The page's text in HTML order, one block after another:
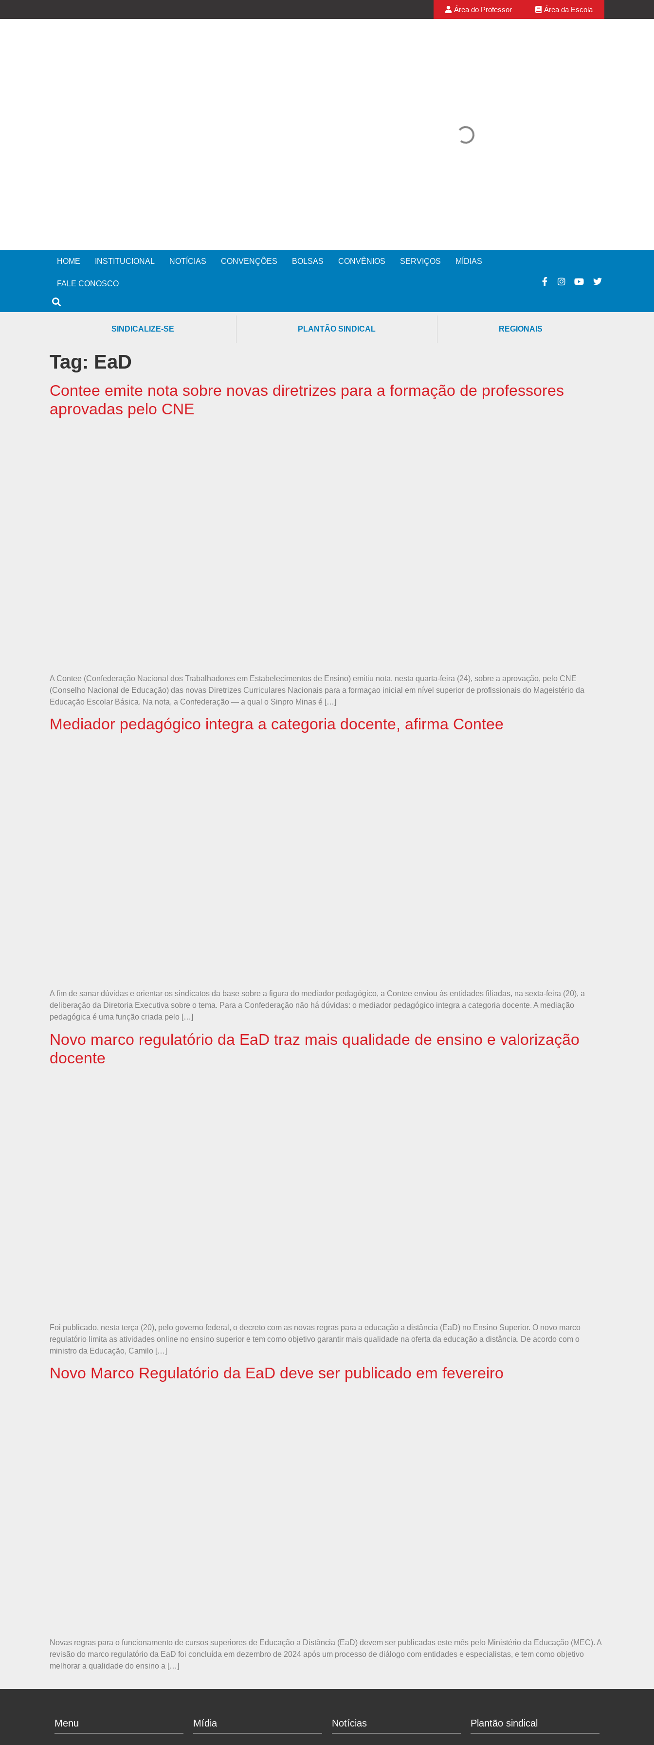
Área do Professor Área da Escola
HOME INSTITUCIONAL NOTÍCIAS CONVENÇÕES BOLSAS CONVÊNIOS SERVIÇOS MÍDIAS
FALE CONOSCO
SINDICALIZE-SE PLANTÃO SINDICAL REGIONAIS
Tag: EaD
Contee emite nota sobre novas diretrizes para a formação de professores
aprovadas pelo CNE
A Contee (Confederação Nacional dos Trabalhadores em Estabelecimentos de Ensino) emitiu nota, nesta quarta-feira (24), sobre a aprovação, pelo CNE
(Conselho Nacional de Educação) das novas Diretrizes Curriculares Nacionais para a formaçao inicial em nível superior de profissionais do Mageistério da
Educação Escolar Básica. Na nota, a Confederação — a qual o Sinpro Minas é […]
Mediador pedagógico integra a categoria docente, afirma Contee
A fim de sanar dúvidas e orientar os sindicatos da base sobre a figura do mediador pedagógico, a Contee enviou às entidades filiadas, na sexta-feira (20), a
deliberação da Diretoria Executiva sobre o tema. Para a Confederação não há dúvidas: o mediador pedagógico integra a categoria docente. A mediação
pedagógica é uma função criada pelo […]
Novo marco regulatório da EaD traz mais qualidade de ensino e valorização
docente
Foi publicado, nesta terça (20), pelo governo federal, o decreto com as novas regras para a educação a distância (EaD) no Ensino Superior. O novo marco
regulatório limita as atividades online no ensino superior e tem como objetivo garantir mais qualidade na oferta da educação a distância. De acordo com o
ministro da Educação, Camilo […]
Novo Marco Regulatório da EaD deve ser publicado em fevereiro
Novas regras para o funcionamento de cursos superiores de Educação a Distância (EaD) devem ser publicadas este mês pelo Ministério da Educação (MEC). A
revisão do marco regulatório da EaD foi concluída em dezembro de 2024 após um processo de diálogo com entidades e especialistas, e tem como objetivo
melhorar a qualidade do ensino a […]
Menu Mídia Notícias Plantão sindical